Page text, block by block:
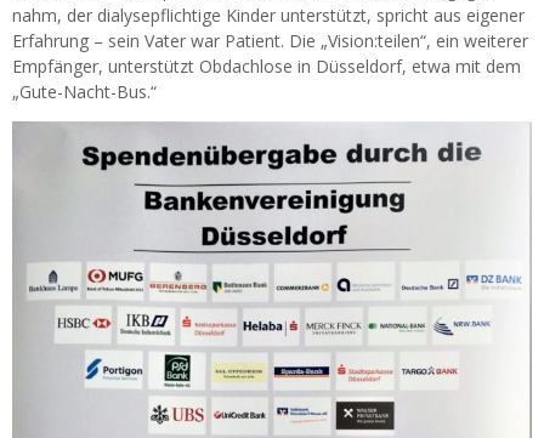
nahm, der dialysepflichtige Kinder unterstützt, spricht aus eigener
Erfahrung – sein Vater war Patient. Die „Vision:teilen“, ein weiterer
Empfänger, unterstützt Obdachlose in Düsseldorf, etwa mit dem
„Gute-Nacht-Bus.“